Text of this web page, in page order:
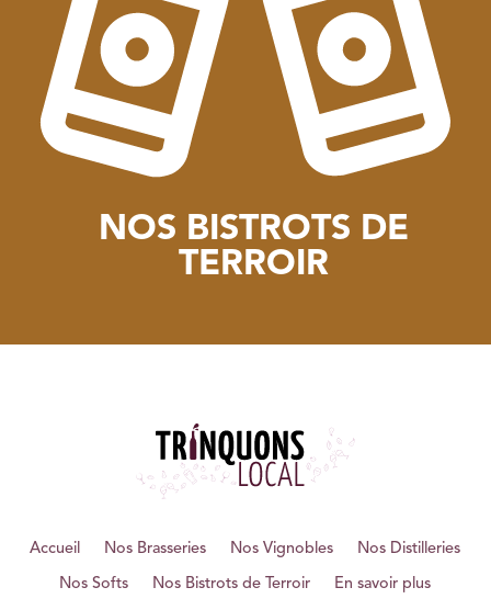
NOS BISTROTS DE
TERROIR
Accueil Nos Brasseries Nos Vignobles Nos Distilleries
Nos Softs Nos Bistrots de Terroir En savoir plus